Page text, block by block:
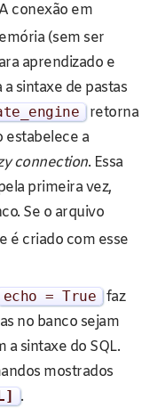
conexão em
(sem ser
aprendizado e
sintaxe de pastas
retorna
estabelece a
connection. Essa
primeira vez,
Se o arquivo
é criado com esse
echo = True
faz
no banco sejam
a sintaxe do SQL.
mostrados
] .